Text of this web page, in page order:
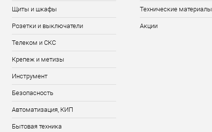
Щиты и шкафы
Розетки и выключатели
Телеком и СКС
Крепеж и метизы
Инструмент
Безопасность
Автоматизация, КИП
Бытовая техника
Технические материалы
Акции